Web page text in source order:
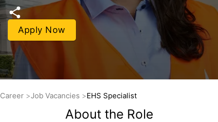
Apply Now
Career Job Vacancies EHS Specialist
About the Role